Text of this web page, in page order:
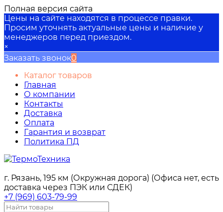
Полная версия сайта
Цены на сайте находятся в процессе правки.
Просим уточнять актуальные цены и наличие у
менеджеров перед приездом.
×
Заказать звонок0
Каталог товаров
Главная
О компании
Контакты
Доставка
Оплата
Гарантия и возврат
Политика ПД
г. Рязань, 195 км (Окружная дорога) (Офиса нет, есть
доставка через ПЭК или СДЕК)
+7 (969) 603-79-99